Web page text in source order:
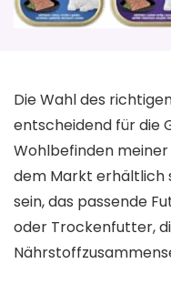
Die Wahl des
entscheidend für die
Wohlbefinden
dem Markt erhältlich
sein, das passende
oder Trockenfutter,